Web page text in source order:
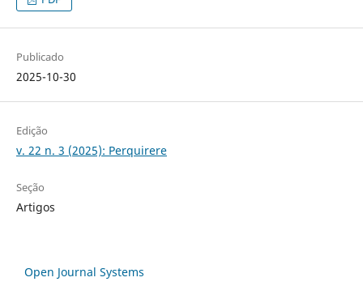
Publicado
2025-10-30
Edição
v. 22 n. 3 (2025): Perquirere
Seção
Artigos
Open Journal Systems